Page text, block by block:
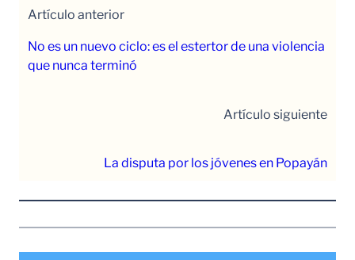
Artículo anterior
No es un nuevo ciclo: es el estertor de una violencia
que nunca terminó
Artículo siguiente
La disputa por los jóvenes en Popayán